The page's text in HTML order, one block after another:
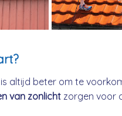
altijd beter om te
van zonlicht zorgen voor